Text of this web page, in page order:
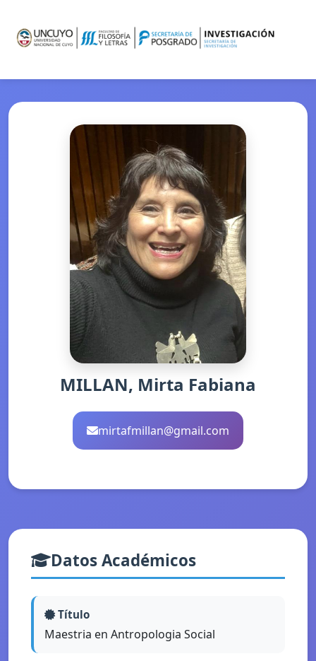
MILLAN, Mirta Fabiana
mirtafmillan@gmail.com
Datos Académicos
Título
Maestria en Antropologia Social